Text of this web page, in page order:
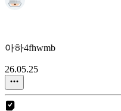
아하4fhwmb
26.05.25